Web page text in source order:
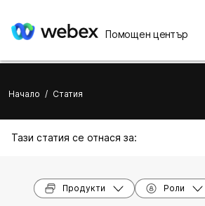
Помощен център
Начало / Статия
Тази статия се отнася за:
Продукти Роли